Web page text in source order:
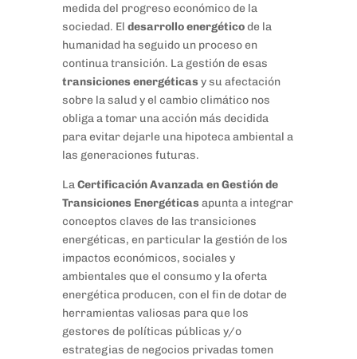
medida del progreso económico de la
sociedad. Eldesarrollo energéticode la
humanidad ha seguido un proceso en
continua transición. La gestión de esas
transiciones energéticasy su afectación
sobre la salud y el cambio climático nos
obliga a tomar una acción más decidida
para evitar dejarle una hipoteca ambiental a
las generaciones futuras.
LaCertificación Avanzada en Gestión de
Transiciones Energéticasapunta a integrar
conceptos claves de las transiciones
energéticas, en particular la gestión de los
impactos económicos, sociales y
ambientales que el consumo y la oferta
energética producen, con el fin de dotar de
herramientas valiosas para que los
gestores de políticas públicas y/o
estrategias de negocios privadas tomen